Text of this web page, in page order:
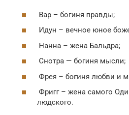
Вар – богиня правды;
Идун – вечное юное
Нанна – жена Бальдра;
Снотра — богиня мысли;
Фрея – богиня любви и
Фригг – жена самого
людского.